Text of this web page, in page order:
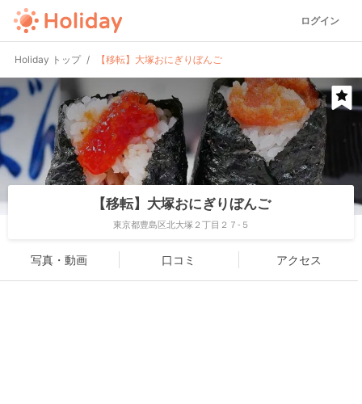
ログイン
Holiday トップ 【移転】大塚おにぎりぼんご
【移転】大塚おにぎりぼんご
東京都豊島区北大塚２丁目２７-５
写真・動画 口コミ アクセス